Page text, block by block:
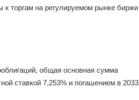
торгам на регулируемом рынке биржи
общая основная сумма
ставкой 7,253% и погашением в 2033